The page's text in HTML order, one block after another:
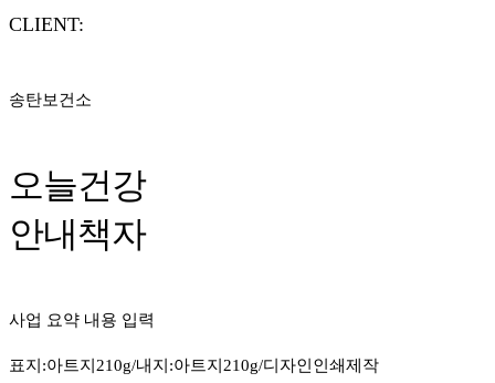
CLIENT:
송탄보건소
오늘건강
안내책자
사업 요약 내용 입력
표지:아트지210g/내지:아트지210g/디자인인쇄제작